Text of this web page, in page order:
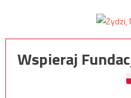
Wspieraj